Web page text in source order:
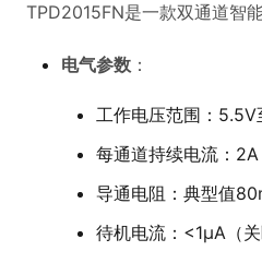
TPD2015FN是一款双通道智
电气参数 ：
工作电压范围：
每通道持续电流：2A
导通电阻：典型值
待机电流：<1μA（关